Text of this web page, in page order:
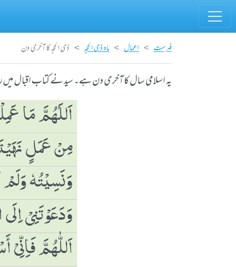
فہرست اعمال ماہ ذی الحجہ ذی الحجہ کا آخری دن
یہ اسلامی سال کا آخری دن ہے۔ سید نے کتاب اقبال میں
اَللَٰھُمَّ مَا
مِنْ عَمَلٍ
وَنَسِیْتُہٗ
وَدَعَوْتَنِیْ
اَللّٰھُمَّ فَاِنِّیْ